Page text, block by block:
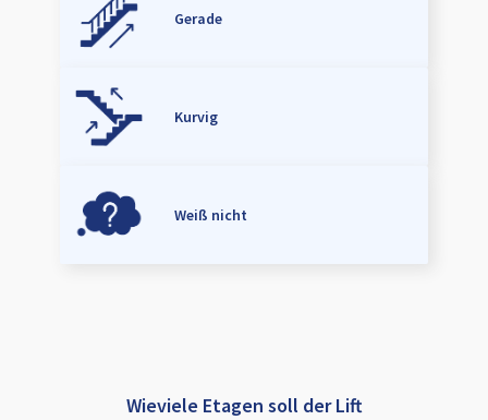
Gerade
Kurvig
Weiß nicht
Wieviele Etagen soll der Lift